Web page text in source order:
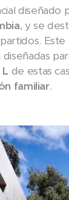
diseñado
, y se
de estas
familiar.